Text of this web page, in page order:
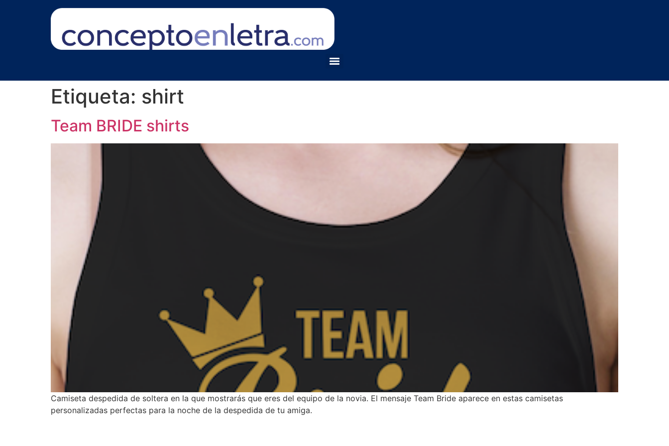
Etiqueta: shirt
Team BRIDE shirts
Camiseta despedida de soltera en la que mostrarás que eres del equipo de la novia. El mensaje Team Bride aparece en estas camisetas
personalizadas perfectas para la noche de la despedida de tu amiga.